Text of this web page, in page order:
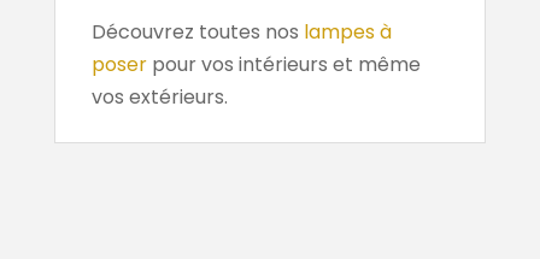
Découvrez toutes nos lampes à
poserpour vos intérieurs et même
vos extérieurs.